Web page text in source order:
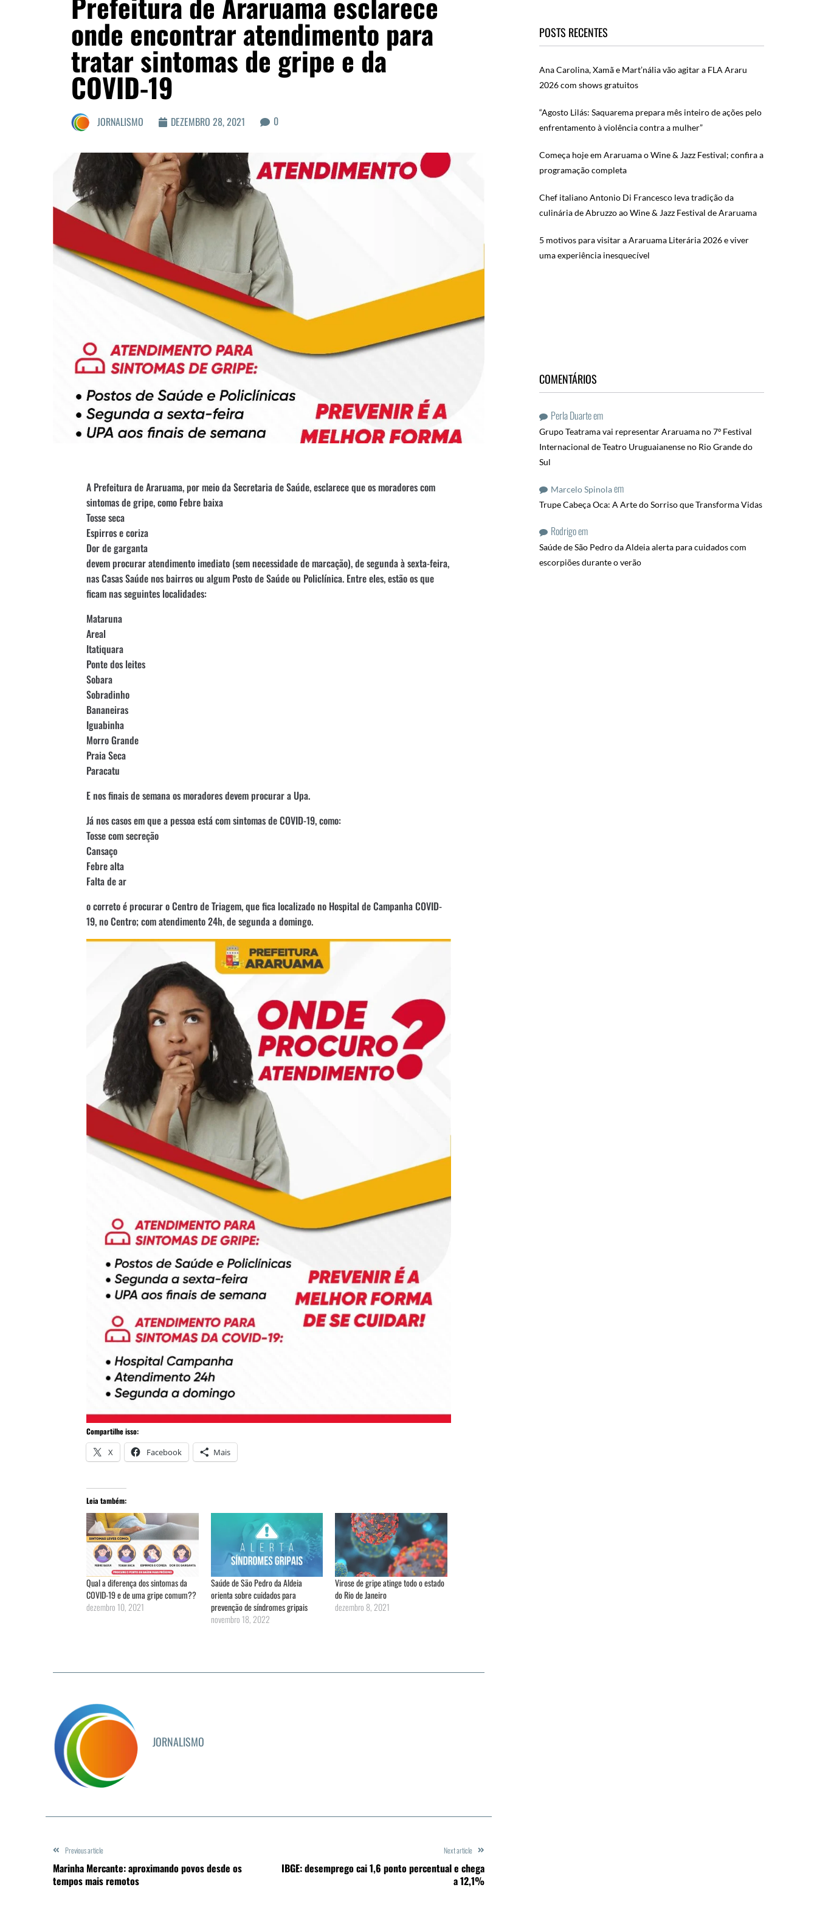
onde encontrar atendimento para
tratar sintomas de gripe e da
COVID-19
JORNALISMO DEZEMBRO 28, 2021 0
A Prefeitura de Araruama, por meio da Secretaria de Saúde, esclarece que os moradores com
sintomas de gripe, como Febre baixa
Tosse seca
Espirros e coriza
Dor de garganta
devem procurar atendimento imediato (sem necessidade de marcação), de segunda à sexta-feira,
nas Casas Saúde nos bairros ou algum Posto de Saúde ou Policlínica. Entre eles, estão os que
ficam nas seguintes localidades:
Mataruna
Areal
Itatiquara
Ponte dos leites
Sobara
Sobradinho
Bananeiras
Iguabinha
Morro Grande
Praia Seca
Paracatu
E nos finais de semana os moradores devem procurar a Upa.
Já nos casos em que a pessoa está com sintomas de COVID-19, como:
Tosse com secreção
Cansaço
Febre alta
Falta de ar
o correto é procurar o Centro de Triagem, que fica localizado no Hospital de Campanha COVID-
19, no Centro; com atendimento 24h, de segunda a domingo.
Compartilhe isso:
X Facebook Mais
Leia também:
Qual a diferença dos sintomas da
COVID-19 e de uma gripe comum??
dezembro 10, 2021
Saúde de São Pedro da Aldeia
orienta sobre cuidados para
prevenção de síndromes gripais
novembro 18, 2022
Virose de gripe atinge todo o estado
do Rio de Janeiro
dezembro 8, 2021
JORNALISMO
Previous article
Marinha Mercante: aproximando povos desde os
tempos mais remotos
Next article
IBGE: desemprego cai 1,6 ponto percentual e chega
a 12,1%
POSTS RECENTES
Ana Carolina, Xamã e Mart’nália vão agitar a FLA Araru
2026 com shows gratuitos
“Agosto Lilás: Saquarema prepara mês inteiro de ações pelo
enfrentamento à violência contra a mulher”
Começa hoje em Araruama o Wine & Jazz Festival; confira a
programação completa
Chef italiano Antonio Di Francesco leva tradição da
culinária de Abruzzo ao Wine & Jazz Festival de Araruama
5 motivos para visitar a Araruama Literária 2026 e viver
uma experiência inesquecível
COMENTÁRIOS
Perla Duarteem
Grupo Teatrama vai representar Araruama no 7º Festival
Internacional de Teatro Uruguaianense no Rio Grande do
Sul
Marcelo Spinolaem
Trupe Cabeça Oca: A Arte do Sorriso que Transforma Vidas
Rodrigoem
Saúde de São Pedro da Aldeia alerta para cuidados com
escorpiões durante o verão